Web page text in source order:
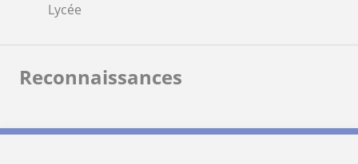
Lycée
Reconnaissances